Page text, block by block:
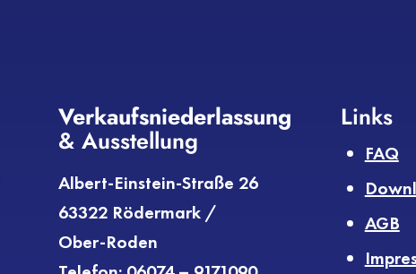
Verkaufs­niederlassung
& Ausstellung
Albert-Einstein-Straße 26
63322 Rödermark /
Ober-Roden
Links
FAQ
AGB